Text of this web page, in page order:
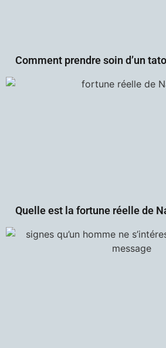
Comment prendre soin d’un
Quelle est la fortune réelle de